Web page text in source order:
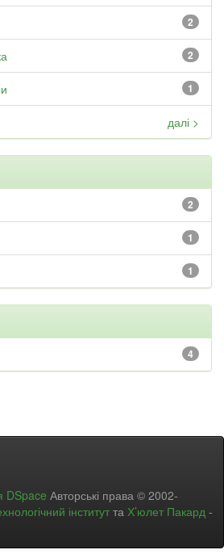
2
2
1
далі >
2
1
1
4
DSpace Авторські права © 2002-
інститут та Х’юлет Пакард -